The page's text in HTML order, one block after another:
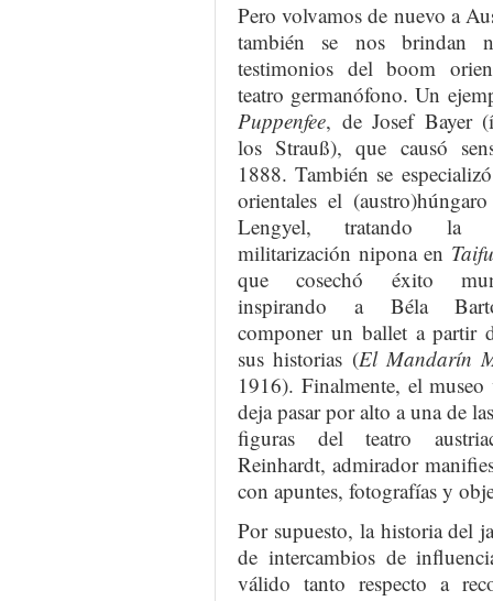
Pero volvamos de nuevo a
también se nos brindan
testimonios del boom
teatro germanófono. Un
Puppenfee, de Josef Bayer
los Strauß), que causó
1888. También se
orientales el
Lengyel, tratando la
militarización nipona en
que cosechó éxito
inspirando a Béla
componer un ballet a partir
sus historias (El Mandarín
1916). Finalmente, el museo
deja pasar por alto a una de
figuras del teatro
Reinhardt, admirador
con apuntes, fotografías y
Por supuesto, la historia del
de intercambios de
válido tanto respecto a